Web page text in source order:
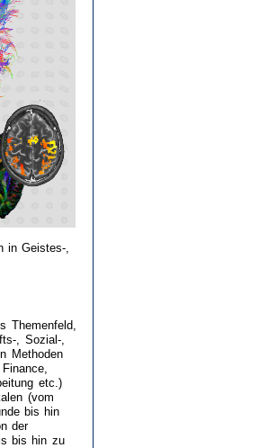
in Geistes-,
Themenfeld,
, Sozial-,
Methoden
etc.)
(vom
bis hin
der
bis hin zu